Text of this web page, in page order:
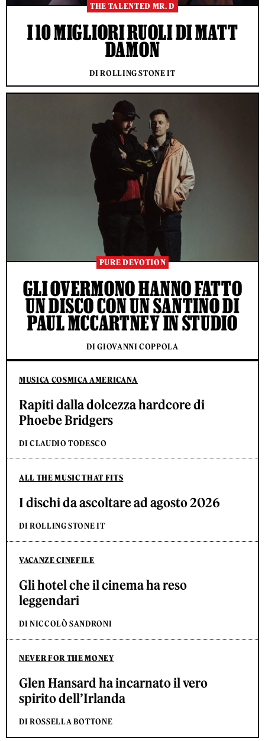
MUSICA COSMICA AMERICANA
Rapiti dalla dolcezza hardcore di
Phoebe Bridgers
DI CLAUDIO TODESCO
ALL THE MUSIC THAT FITS
I dischi da ascoltare ad agosto 2026
DI ROLLING STONE IT
VACANZE CINEFILE
Gli hotel che il cinema ha reso
leggendari
DI NICCOLÒ SANDRONI
NEVER FOR THE MONEY
Glen Hansard ha incarnato il vero
spirito dell’Irlanda
DI ROSSELLA BOTTONE
THE TALENTED MR. D
I 10 MIGLIORI RUOLI DI MATT
DAMON
DI ROLLING STONE IT
PURE DEVOTION
GLI OVERMONO HANNO FATTO
UN DISCO CON UN SANTINO DI
PAUL MCCARTNEY IN STUDIO
DI GIOVANNI COPPOLA